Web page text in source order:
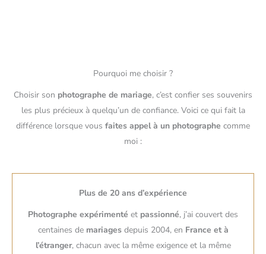
Pourquoi me choisir ?
Choisir son photographe de mariage, c’est confier ses souvenirs
les plus précieux à quelqu’un de confiance. Voici ce qui fait la
différence lorsque vous faites appel à un photographe comme
moi :
Plus de 20 ans d’expérience
Photographe expérimenté et passionné, j’ai couvert des
centaines de mariagesdepuis 2004, en France et à
l’étranger, chacun avec la même exigence et la même